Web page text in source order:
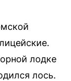
лодке
лось.